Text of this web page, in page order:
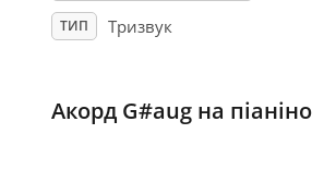
ТИП Тризвук
Акорд G#aug на піаніно